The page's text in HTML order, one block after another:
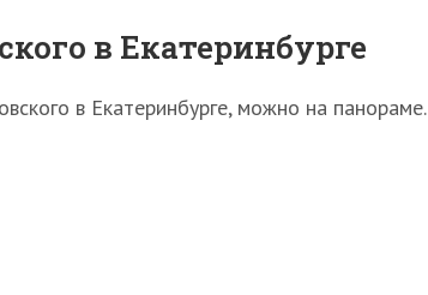
в Екатеринбурге
в Екатеринбурге, можно на панораме.